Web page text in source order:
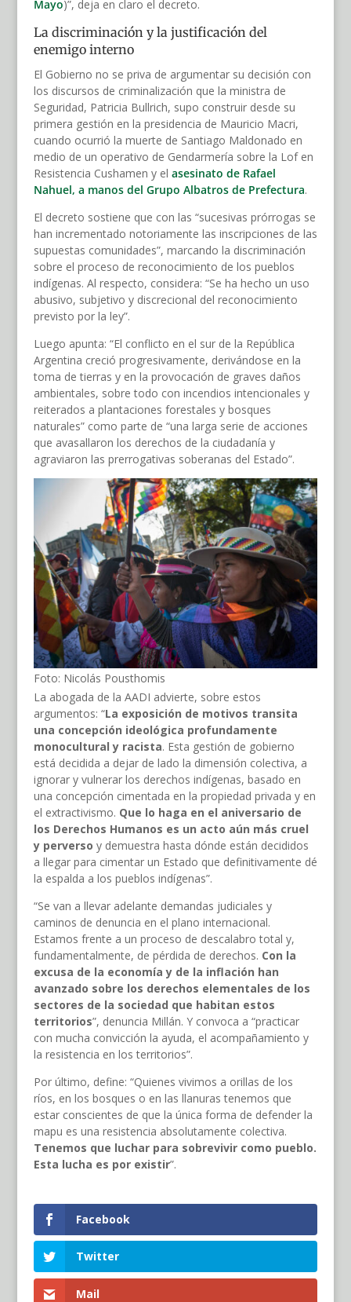
Mayo)”, deja en claro el decreto.
La discriminación y la justificación del
enemigo interno
El Gobierno no se priva de argumentar su decisión con
los discursos de criminalización que la ministra de
Seguridad, Patricia Bullrich, supo construir desde su
primera gestión en la presidencia de Mauricio Macri,
cuando ocurrió la muerte de Santiago Maldonado en
medio de un operativo de Gendarmería sobre la Lof en
Resistencia Cushamen y el asesinato de Rafael
Nahuel, a manos del Grupo Albatros de Prefectura.
El decreto sostiene que con las “sucesivas prórrogas se
han incrementado notoriamente las inscripciones de las
supuestas comunidades”, marcando la discriminación
sobre el proceso de reconocimiento de los pueblos
indígenas. Al respecto, considera: “Se ha hecho un uso
abusivo, subjetivo y discrecional del reconocimiento
previsto por la ley”.
Luego apunta: “El conflicto en el sur de la República
Argentina creció progresivamente, derivándose en la
toma de tierras y en la provocación de graves daños
ambientales, sobre todo con incendios intencionales y
reiterados a plantaciones forestales y bosques
naturales” como parte de “una larga serie de acciones
que avasallaron los derechos de la ciudadanía y
agraviaron las prerrogativas soberanas del Estado”.
Foto: Nicolás Pousthomis
La abogada de la AADI advierte, sobre estos
argumentos: “La exposición de motivos transita
una concepción ideológica profundamente
monocultural y racista. Esta gestión de gobierno
está decidida a dejar de lado la dimensión colectiva, a
ignorar y vulnerar los derechos indígenas, basado en
una concepción cimentada en la propiedad privada y en
el extractivismo. Que lo haga en el aniversario de
los Derechos Humanos es un acto aún más cruel
y perverso y demuestra hasta dónde están decididos
a llegar para cimentar un Estado que definitivamente dé
la espalda a los pueblos indígenas”.
“Se van a llevar adelante demandas judiciales y
caminos de denuncia en el plano internacional.
Estamos frente a un proceso de descalabro total y,
fundamentalmente, de pérdida de derechos. Con la
excusa de la economía y de la inflación han
avanzado sobre los derechos elementales de los
sectores de la sociedad que habitan estos
territorios”, denuncia Millán. Y convoca a “practicar
con mucha convicción la ayuda, el acompañamiento y
la resistencia en los territorios”.
Por último, define: “Quienes vivimos a orillas de los
ríos, en los bosques o en las llanuras tenemos que
estar conscientes de que la única forma de defender la
mapu es una resistencia absolutamente colectiva.
Tenemos que luchar para sobrevivir como pueblo.
Esta lucha es por existir”.
Facebook
Twitter
Mail